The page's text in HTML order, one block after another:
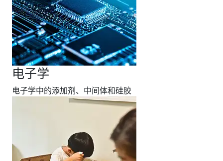
电子学
电子学中的添加剂、中间体和硅胶